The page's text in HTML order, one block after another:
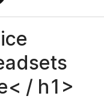
/ h1>